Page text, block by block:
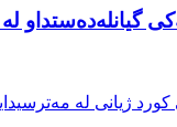
گیانلەدەستداو